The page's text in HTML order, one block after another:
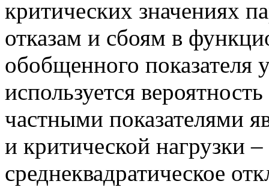
критических значениях
отказам и сбоям в
обобщенного показателя
используется
частными показателями
и критической нагрузки
среднеквадратическое